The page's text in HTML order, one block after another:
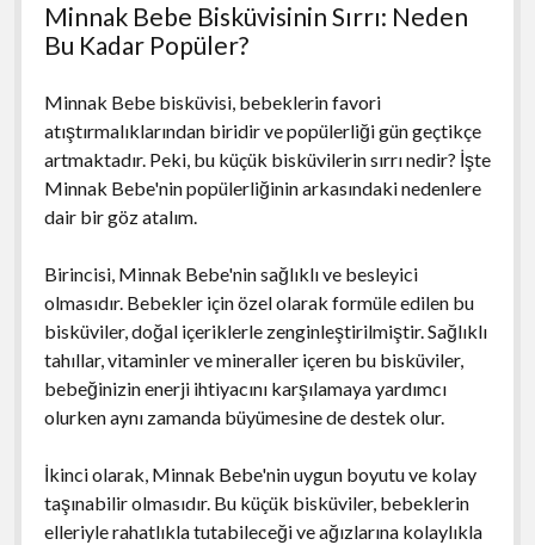
Minnak Bebe Bisküvisinin Sırrı: Neden
Bu Kadar Popüler?
Minnak Bebe bisküvisi, bebeklerin favori
atıştırmalıklarından biridir ve popülerliği gün geçtikçe
artmaktadır. Peki, bu küçük bisküvilerin sırrı nedir? İşte
Minnak Bebe'nin popülerliğinin arkasındaki nedenlere
dair bir göz atalım.
Birincisi, Minnak Bebe'nin sağlıklı ve besleyici
olmasıdır. Bebekler için özel olarak formüle edilen bu
bisküviler, doğal içeriklerle zenginleştirilmiştir. Sağlıklı
tahıllar, vitaminler ve mineraller içeren bu bisküviler,
bebeğinizin enerji ihtiyacını karşılamaya yardımcı
olurken aynı zamanda büyümesine de destek olur.
İkinci olarak, Minnak Bebe'nin uygun boyutu ve kolay
taşınabilir olmasıdır. Bu küçük bisküviler, bebeklerin
elleriyle rahatlıkla tutabileceği ve ağızlarına kolaylıkla